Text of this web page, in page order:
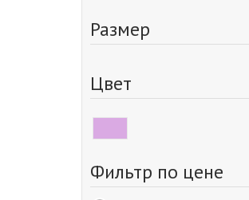
Размер
Цвет
Фильтр по цене